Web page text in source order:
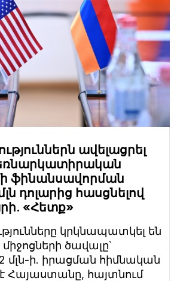
ավելացրել
ֆինանսավորման
դոլարից հասցնելով
«Հետք»
կրկնապատկել են
ծավալը՝
մլն-ի. իրացման հիմնական
է Հայաստանը, հայտնում